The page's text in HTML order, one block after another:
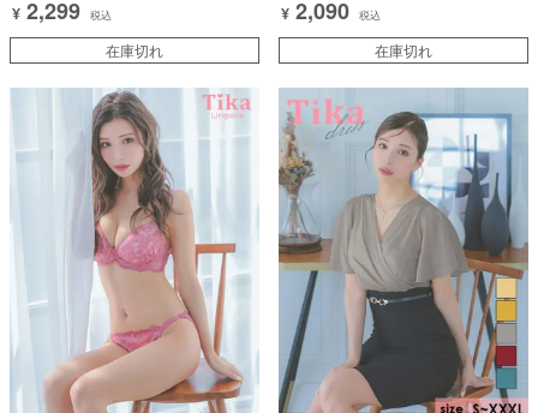
2点セット
¥ 2,299 税込
在庫切れ
点セット
¥ 2,090 税込
在庫切れ